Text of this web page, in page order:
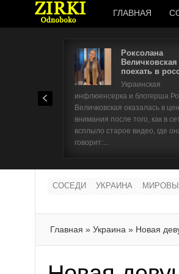
ГЛАВНАЯ
Роксолана
Величковская
поехать в
Украинская
инфлюенсерка и блогерша
Величковская оказалась в
внимания после того, как в
всплыло старое видео, где
говорит:...
СОСЕДИ УКРАИНА
Главная » Украина » Новая